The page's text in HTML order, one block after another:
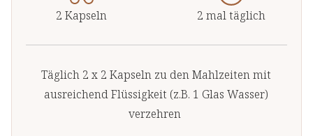
2 Kapseln 2 mal täglich
Täglich 2 x 2 Kapseln zu den Mahlzeiten mit
ausreichend Flüssigkeit (z.B. 1 Glas Wasser)
verzehren